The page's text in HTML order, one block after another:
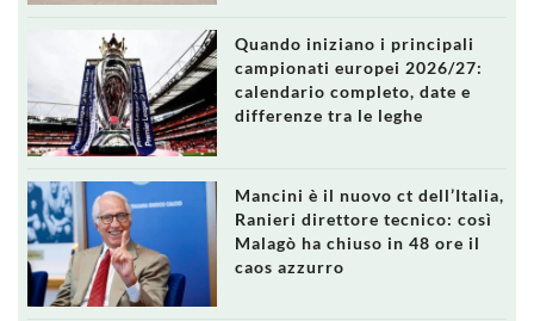
Quando iniziano i principali
campionati europei 2026/27:
calendario completo, date e
differenze tra le leghe
Mancini è il nuovo ct dell’Italia,
Ranieri direttore tecnico: così
Malagò ha chiuso in 48 ore il
caos azzurro